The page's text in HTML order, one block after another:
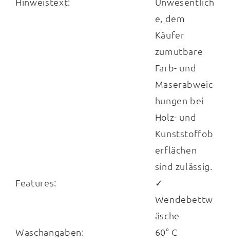
e, dem
Käufer
zumutbare
Farb- und
Maserabweic
hungen bei
Holz- und
Kunststoffob
erflächen
sind zulässig.
Features:
✓
Wendebettw
äsche
Waschangaben:
60° C